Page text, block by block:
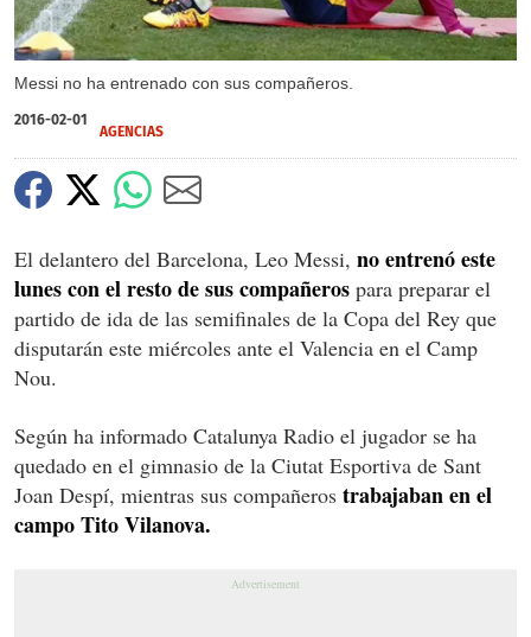
Messi no ha entrenado con sus compañeros.
2016-02-01
AGENCIAS
El delantero del Barcelona, Leo Messi, no entrenó este
lunes con el resto de sus compañeros para preparar el
partido de ida de las semifinales de la Copa del Rey que
disputarán este miércoles ante el Valencia en el Camp
Nou.
Según ha informado Catalunya Radio el jugador se ha
quedado en el gimnasio de la Ciutat Esportiva de Sant
Joan Despí, mientras sus compañeros trabajaban en el
campo Tito Vilanova.